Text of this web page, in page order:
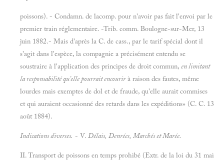
poissons). - Condamn. de lacomp. pour n'avoir pas fait l'envoi par le
premier train réglementaire. -Trib. comm. Boulogne-sur-Mer, 13
juin 1882.- Mais d'après la C. de cass., par le tarif spécial dont il
s'agit dans l'espèce, la compagnie a précisément entendu se
soustraire à l'application des principes de droit commun, en limitant
la responsabilité qu'elle pourrait encourirà raison des fautes, même
lourdes mais exemptes de dol et de fraude, qu'elle aurait commises
et qui auraient occasionné des retards dans les expéditions» (C. C. 13
août 1884).
Indications diverses. - V. Délais, Denrées, Marchés et Marée.
II. Transport de poissons en temps prohibé (Extr. de la loi du 31 mai